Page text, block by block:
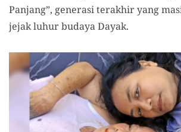
Panjang”, generasi terakhir yang
jejak luhur budaya Dayak.